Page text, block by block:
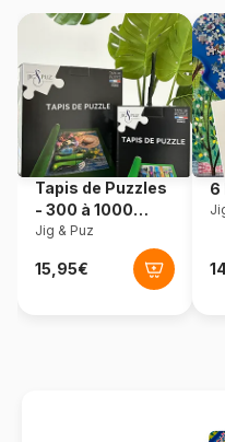
Référence
EAN
Nombre de pièces
Dimensions
Tapis de Puzzles
- 300 à 1000
pièces
Jig & Puz
6